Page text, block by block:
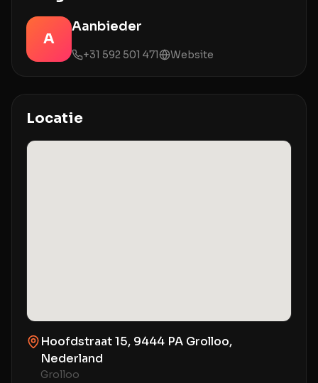
A
Aanbieder
+31 592 501 471 Website
Locatie
Hoofdstraat 15, 9444 PA Grolloo,
Nederland
Grolloo